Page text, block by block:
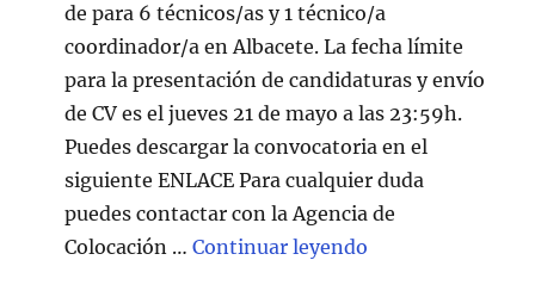
de para 6 técnicos/as y 1 técnico/a
coordinador/a en Albacete. La fecha límite
para la presentación de candidaturas y envío
de CV es el jueves 21 de mayo a las 23:59h.
Puedes descargar la convocatoria en el
siguiente ENLACE Para cualquier duda
puedes contactar con la Agencia de
Colocación …Continuar leyendo